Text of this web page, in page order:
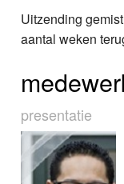
Uitzending
aantal weken
presentatie